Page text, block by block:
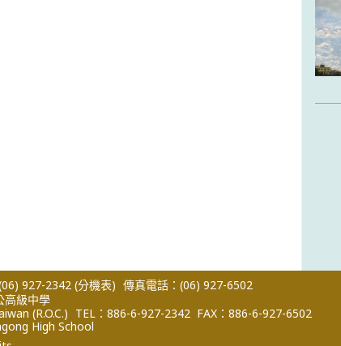
927-2342 (分機表) 傳真電話：(06) 927-6502
高級中學
(R.O.C.) TEL：886-6-927-2342 FAX：886-6-927-6502
High School